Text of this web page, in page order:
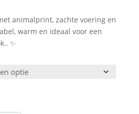
animalprint, zachte voering en
warm en ideaal voor een
✨